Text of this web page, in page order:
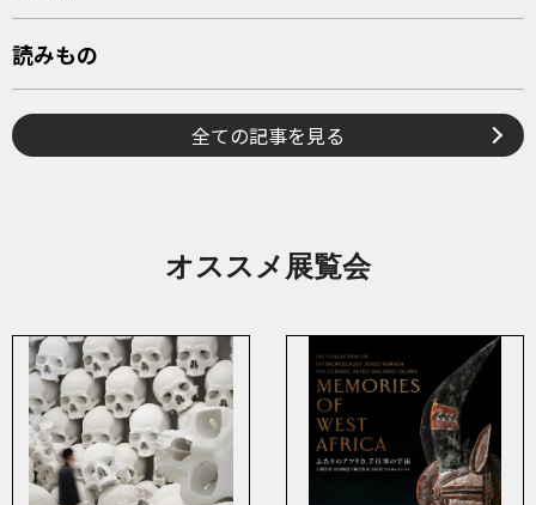
読みもの
全ての記事を見る
オススメ展覧会